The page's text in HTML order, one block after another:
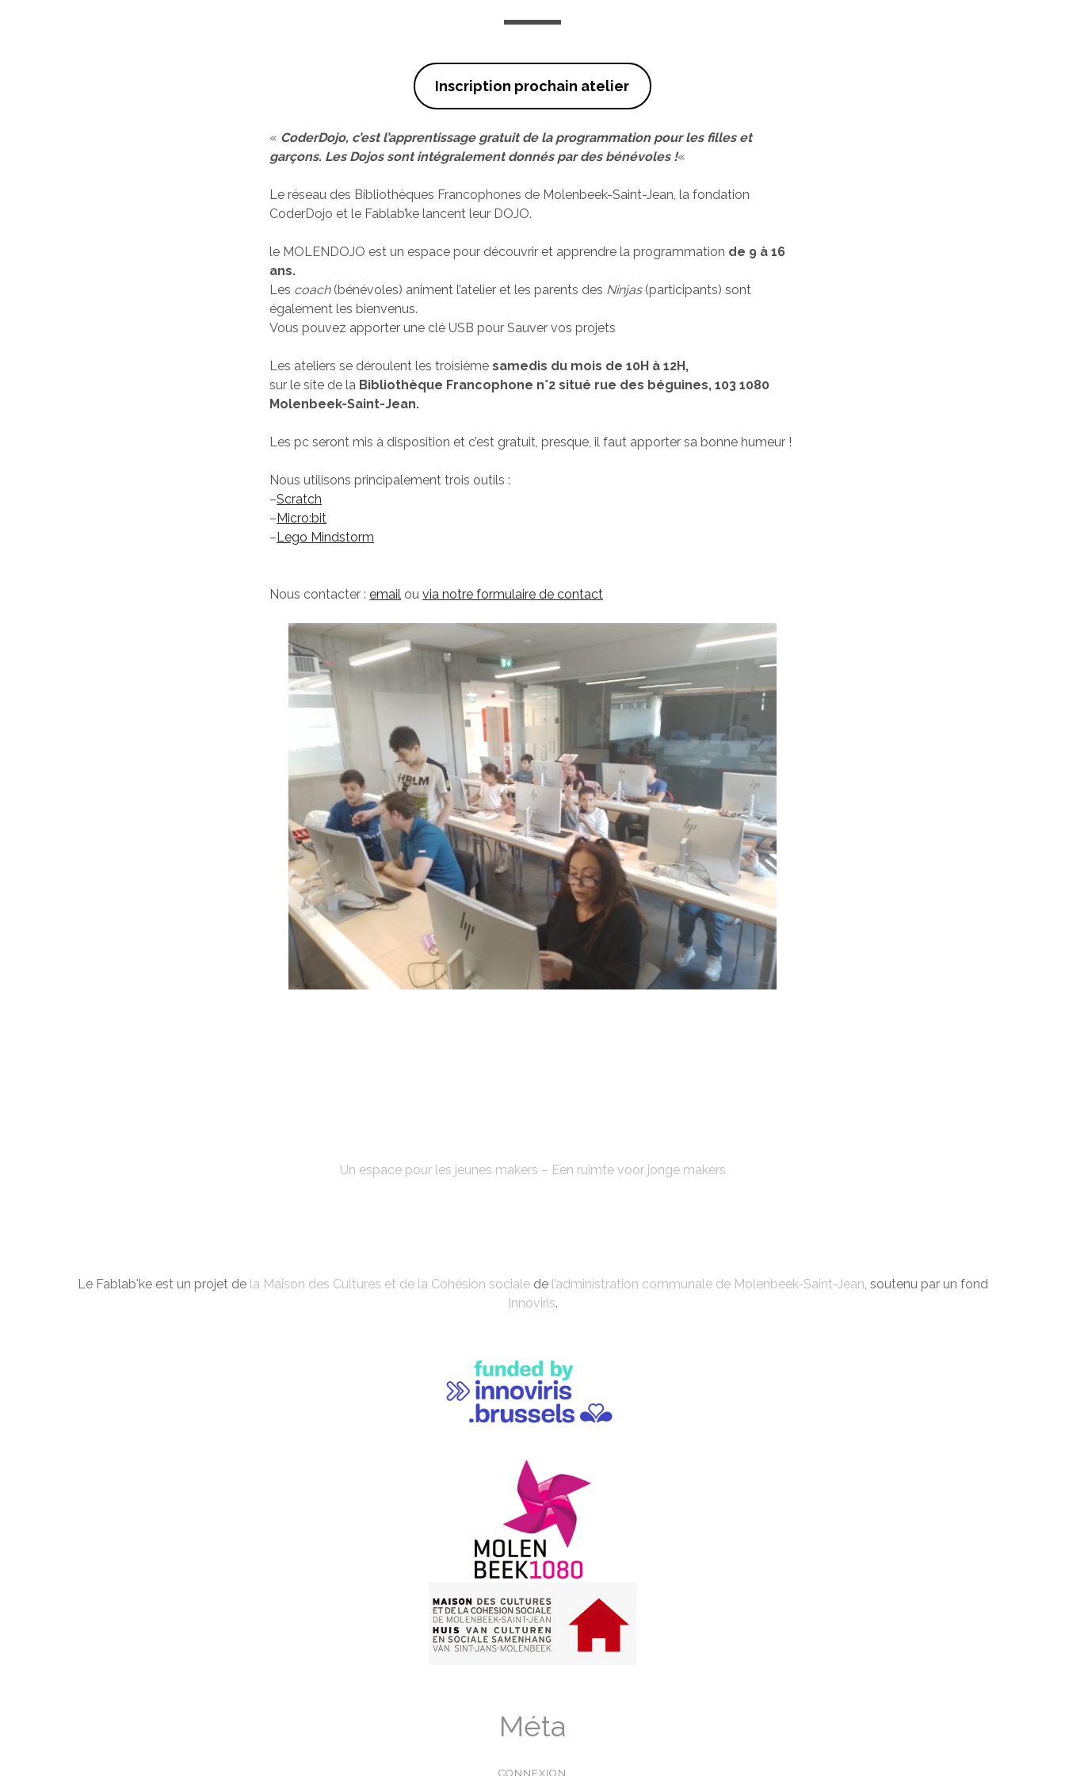
Inscription prochain atelier
« CoderDojo, c’est l’apprentissage gratuit de la programmation pour les filles et
garçons. Les Dojos sont intégralement donnés par des bénévoles !«
Le réseau des Bibliothèques Francophones de Molenbeek-Saint-Jean, la fondation
CoderDojo et le Fablab’ke lancent leur DOJO.
le MOLENDOJO est un espace pour découvrir et apprendre la programmation de 9 à 16
ans.
Les coach (bénévoles) animent l’atelier et les parents des Ninjas (participants) sont
également les bienvenus.
Vous pouvez apporter une clé USB pour Sauver vos projets
Les ateliers se déroulent les troisièmesamedis du mois de 10H à 12H,
sur le site de la Bibliothèque Francophone n°2 situé rue des béguines, 103 1080
Molenbeek-Saint-Jean.
Les pc seront mis à disposition et c’est gratuit, presque, il faut apporter sa bonne humeur !
Nous utilisons principalement trois outils :
–Scratch
–Micro:bit
–Lego Mindstorm
Nous contacter :email ouvia notre formulaire de contact
Un espace pour les jeunes makers – Een ruimte voor jonge makers
Le Fablab'ke est un projet de la Maison des Cultures et de la Cohésion socialede l’administration communale de Molenbeek-Saint-Jean , soutenu par un fond
Innoviris.
Méta
CONNEXION